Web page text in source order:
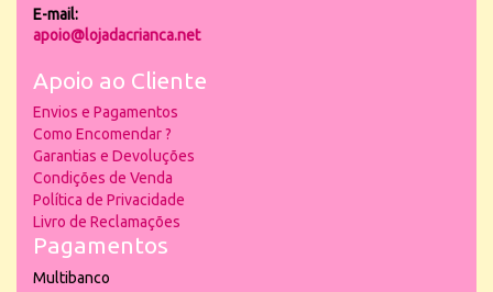
E-mail:
apoio@lojadacrianca.net
Apoio ao Cliente
Envios e Pagamentos
Como Encomendar ?
Garantias e Devoluções
Condições de Venda
Política de Privacidade
Livro de Reclamações
Pagamentos
Multibanco